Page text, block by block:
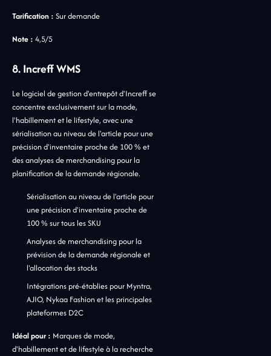
Tarification : Sur demande
Note : 4,5/5
8. Increff WMS
Le logiciel de gestion d'entrepôt d'Increff se
concentre exclusivement sur la mode,
l'habillement et le lifestyle, avec une
sérialisation au niveau de l'article pour une
précision d'inventaire proche de 100 % et
des analyses de merchandising pour la
planification de la demande régionale.
Sérialisation au niveau de l'article pour
une précision d'inventaire proche de
100 % sur tous les SKU
Analyses de merchandising pour la
prévision de la demande régionale et
l'allocation des stocks
Intégrations pré-établies pour Myntra,
AJIO, Nykaa Fashion et les principales
plateformes D2C
Idéal pour : Marques de mode,
d'habillement et de lifestyle à la recherche